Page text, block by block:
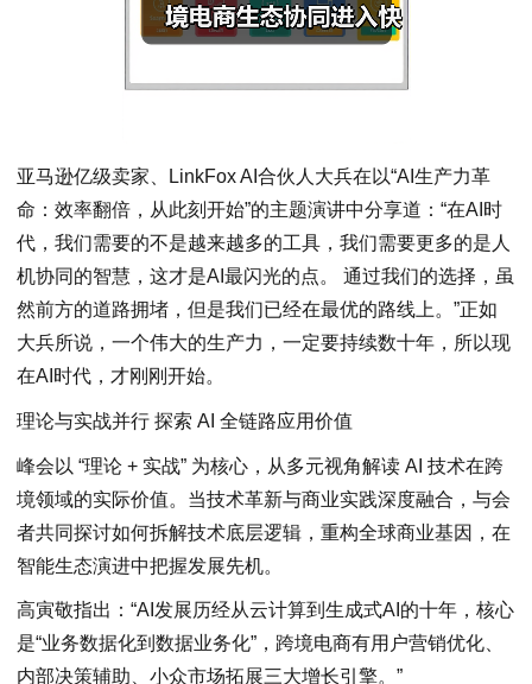
亚马逊亿级卖家、LinkFox AI合伙人大兵在以“AI生产力革
命：效率翻倍，从此刻开始”的主题演讲中分享道：“在AI时
代，我们需要的不是越来越多的工具，我们需要更多的是人
机协同的智慧，这才是AI最闪光的点。 通过我们的选择，虽
然前方的道路拥堵，但是我们已经在最优的路线上。”正如
大兵所说，一个伟大的生产力，一定要持续数十年，所以现
在AI时代，才刚刚开始。
理论与实战并行 探索 AI 全链路应用价值
峰会以 “理论 + 实战” 为核心，从多元视角解读 AI 技术在跨
境领域的实际价值。当技术革新与商业实践深度融合，与会
者共同探讨如何拆解技术底层逻辑，重构全球商业基因，在
智能生态演进中把握发展先机。
高寅敬指出：“AI发展历经从云计算到生成式AI的十年，核心
是“业务数据化到数据业务化”，跨境电商有用户营销优化、
内部决策辅助、小众市场拓展三大增长引擎。”